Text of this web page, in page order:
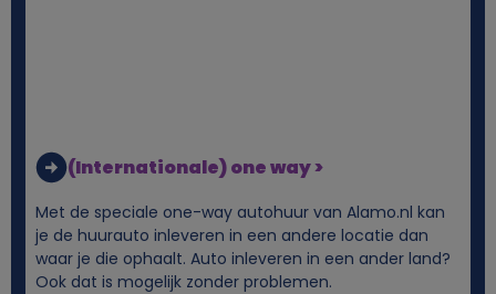
(Internationale) one way >
Met de speciale one-way autohuur van Alamo.nl kan
je de huurauto inleveren in een andere locatie dan
waar je die ophaalt. Auto inleveren in een ander land?
Ook dat is mogelijk zonder problemen.